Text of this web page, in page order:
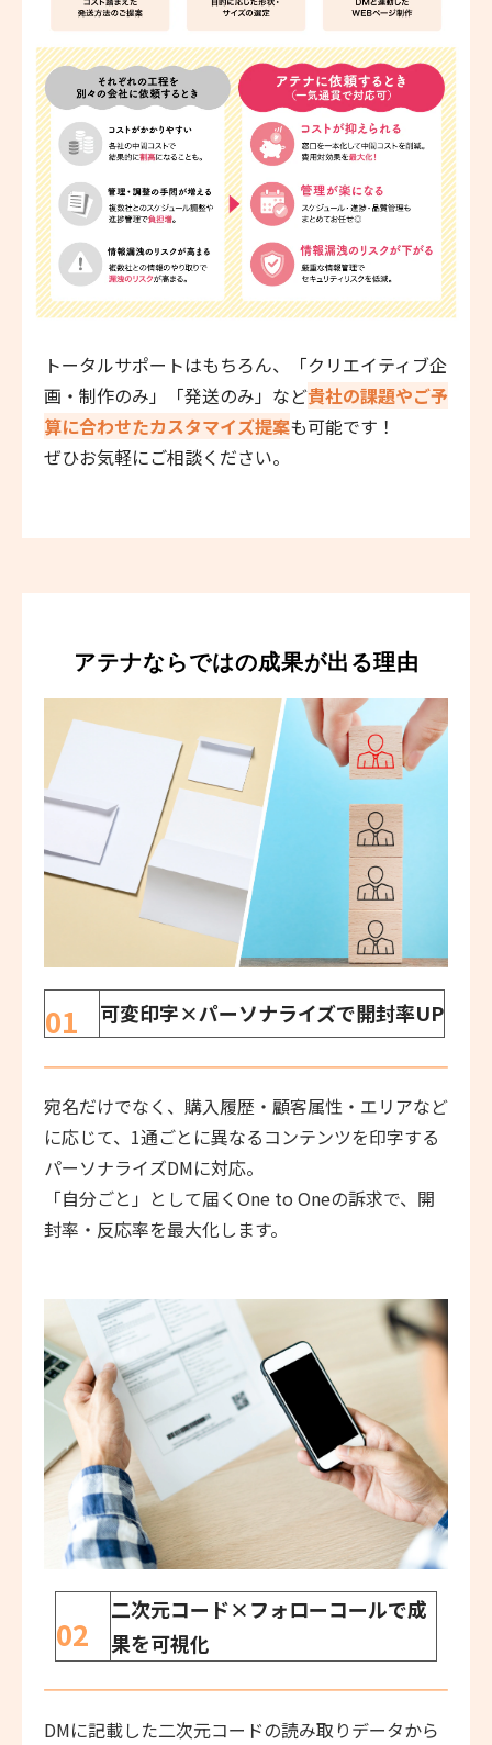
トータルサポートはもちろん、「クリエイティブ企
画・制作のみ」「発送のみ」など貴社の課題やご予
算に合わせたカスタマイズ提案も可能です！
ぜひお気軽にご相談ください。
アテナならではの成果が出る理由
01 可変印字×パーソナライズで開封率UP
宛名だけでなく、購入履歴・顧客属性・エリアなど
に応じて、1通ごとに異なるコンテンツを印字する
パーソナライズDMに対応。
「自分ごと」として届くOne to Oneの訴求で、開
封率・反応率を最大化します。
02
二次元コード×フォローコールで成
果を可視化
DMに記載した二次元コードの読み取りデータから